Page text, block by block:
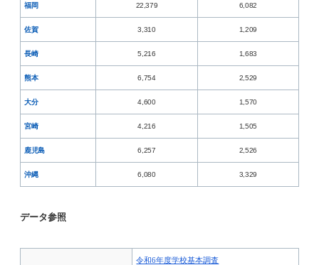
福岡 22,379 6,082
佐賀 3,310 1,209
長崎 5,216 1,683
熊本 6,754 2,529
大分 4,600 1,570
宮崎 4,216 1,505
鹿児島 6,257 2,526
沖縄 6,080 3,329
データ参照
令和6年度学校基本調査